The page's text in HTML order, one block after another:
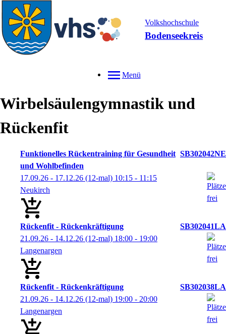
Volkshochschule
Bodenseekreis
Menü
Wirbelsäulengymnastik und
Rückenfit
Funktionelles Rückentraining für Gesundheit
und Wohlbefinden
SB302042NE
17.09.26 - 17.12.26 (12-mal) 10:15 - 11:15
Neukirch
Rückenfit - Rückenkräftigung
SB302041LA
21.09.26 - 14.12.26 (12-mal) 18:00 - 19:00
Langenargen
Rückenfit - Rückenkräftigung
SB302038LA
21.09.26 - 14.12.26 (12-mal) 19:00 - 20:00
Langenargen